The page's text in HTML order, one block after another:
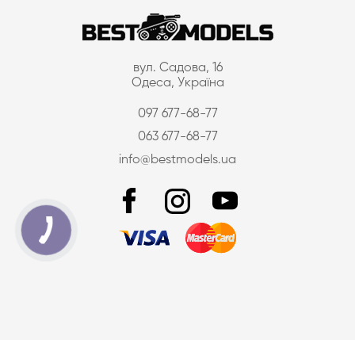
вул. Садова, 16
Одеса, Україна
097 677-68-77
063 677-68-77
info@bestmodels.ua